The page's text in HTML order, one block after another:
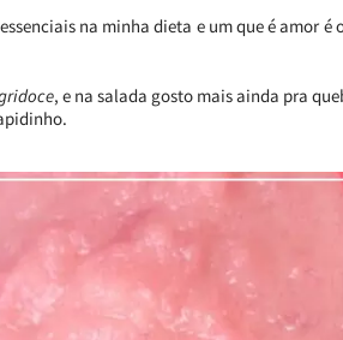
na minha dieta e um que é amor
, e na salada gosto mais ainda pra